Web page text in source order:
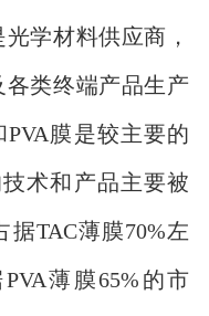
学材料供应商，
类终端产品生产
膜是较主要的
术和产品主要被
据TAC薄膜70%左
薄膜65%的市